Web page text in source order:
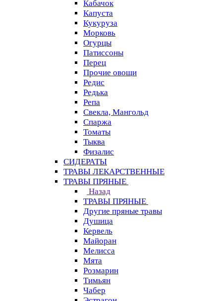
Кабачок
Капуста
Кукуруза
Морковь
Огурцы
Патиссоны
Перец
Прочие овощи
Редис
Редька
Репа
Свекла, Мангольд
Спаржа
Томаты
Тыква
Физалис
СИДЕРАТЫ
ТРАВЫ ЛЕКАРСТВЕННЫЕ
ТРАВЫ ПРЯНЫЕ
Назад
ТРАВЫ ПРЯНЫЕ
Другие пряные травы
Душица
Кервель
Майоран
Мелисса
Мята
Розмарин
Тимьян
Чабер